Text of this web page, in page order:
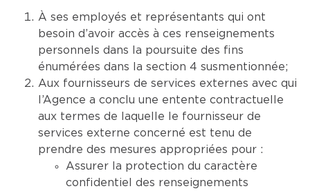
À ses employés et représentants qui ont
besoin d’avoir accès à ces renseignements
personnels dans la poursuite des fins
énumérées dans la section 4 susmentionnée;
Aux fournisseurs de services externes avec qui
l’Agence a conclu une entente contractuelle
aux termes de laquelle le fournisseur de
services externe concerné est tenu de
prendre des mesures appropriées pour :
Assurer la protection du caractère
confidentiel des renseignements